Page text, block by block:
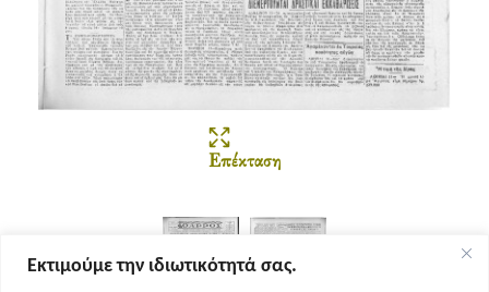
Εκτιμούμε την ιδιωτικότητά σας.
Επέκταση